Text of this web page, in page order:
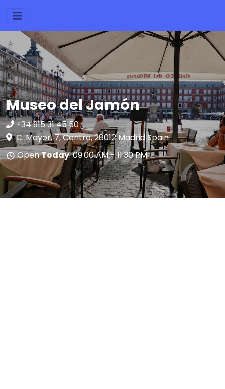
Museo del Jamón
+34 915 31 45 50
C. Mayor, 7, Centro, 28012 Madrid Spain
OpenToday: 09:00 AM - 11:30 PM